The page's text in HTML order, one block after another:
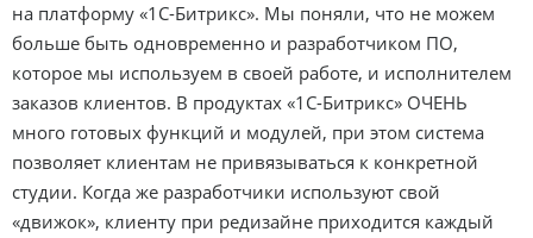
на платформу «1С-Битрикс». Мы поняли, что не можем
больше быть одновременно и разработчиком ПО,
которое мы используем в своей работе, и исполнителем
заказов клиентов. В продуктах «1С-Битрикс» ОЧЕНЬ
много готовых функций и модулей, при этом система
позволяет клиентам не привязываться к конкретной
студии. Когда же разработчики используют свой
«движок», клиенту при редизайне приходится каждый